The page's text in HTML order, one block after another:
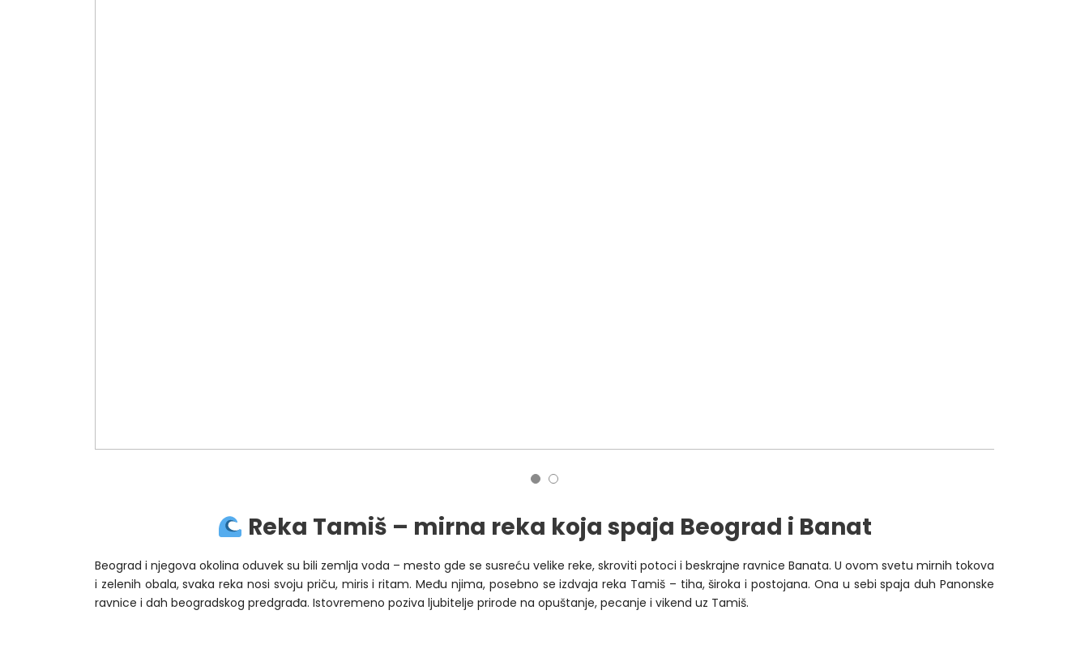
Reka Tamiš – mirna reka koja spaja Beograd i Banat
Beograd i njegova okolina oduvek su bili zemlja voda – mesto gde se susreću velike reke, skroviti potoci i beskrajne ravnice Banata. U ovom svetu mirnih tokova
i zelenih obala, svaka reka nosi svoju priču, miris i ritam. Među njima, posebno se izdvaja reka Tamiš – tiha, široka i postojana. Ona u sebi spaja duh Panonske
ravnice i dah beogradskog predgrađa. Istovremeno poziva ljubitelje prirode na opuštanje, pecanje i vikend uz Tamiš.